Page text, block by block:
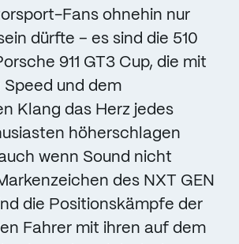
Fans ohnehin nur
dürfte – es sind die 510
911 GT3 Cup, die mit
Speed und dem
Klang das Herz jedes
höherschlagen
wenn Sound nicht
des NXT GEN
die Positionskämpfe der
Fahrer mit ihren auf dem